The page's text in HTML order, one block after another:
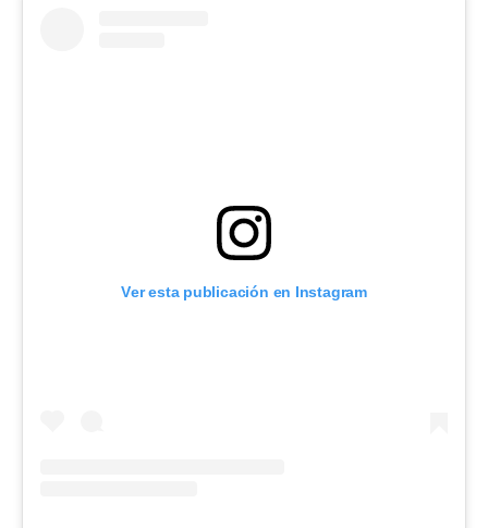
Ver esta publicación en Instagram